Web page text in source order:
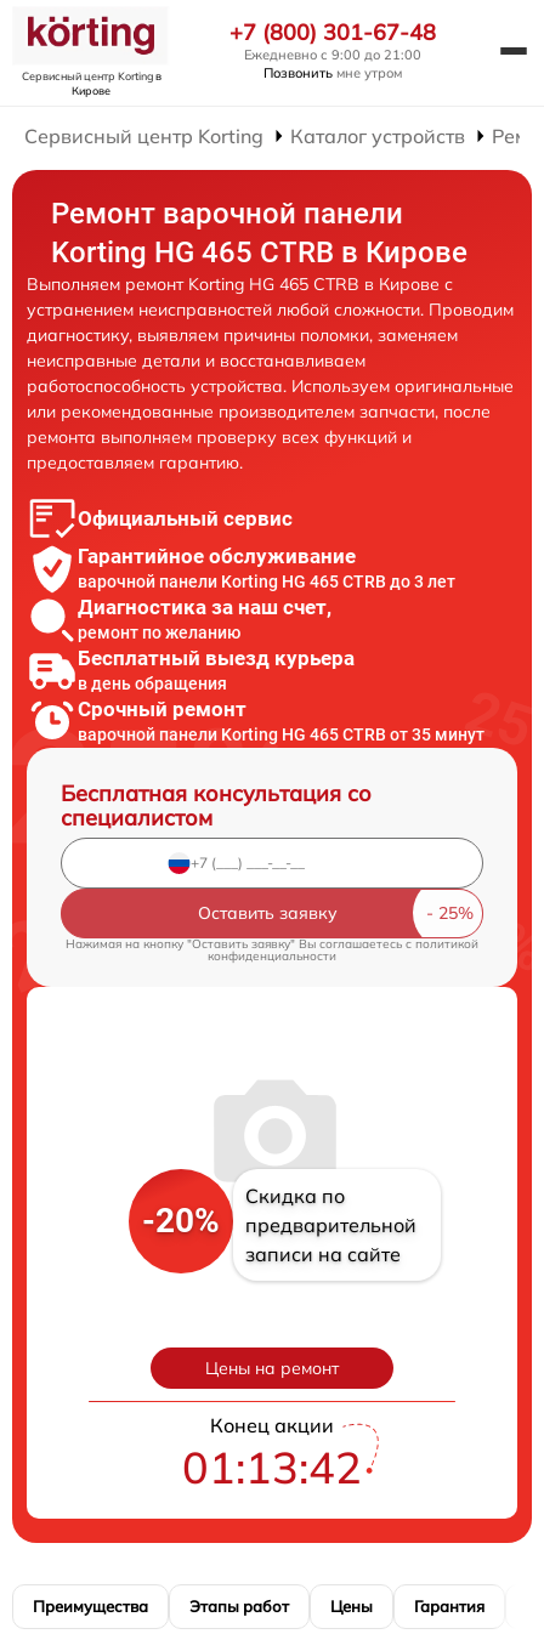
Сервисный центр Kortingв
Кирове
+7 (800) 301-67-48
Ежедневно с 9:00 до 21:00
Позвонить мне утром
Сервисный центр Korting Каталог устройств
Ремонт варочной панели
Korting HG 465 CTRB в Кирове
Выполняем ремонт Korting HG 465 CTRB в Кирове с
устранением неисправностей любой сложности. Проводим
диагностику, выявляем причины поломки, заменяем
неисправные детали и восстанавливаем
работоспособность устройства. Используем оригинальные
или рекомендованные производителем запчасти, после
ремонта выполняем проверку всех функций и
предоставляем гарантию.
Официальный сервис
Гарантийное обслуживание
варочной панели Korting HG 465 CTRB до 3 лет
Диагностика за наш счет,
ремонт по желанию
Бесплатный выезд курьера
в день обращения
Срочный ремонт
варочной панели Korting HG 465 CTRB от 35 минут
Бесплатная консультация со
специалистом
Оставить заявку
Нажимая на кнопку "Оставить заявку" Вы соглашаетесь cполитикой
конфиденциальности
-20%
Скидка по
предварительной
записи на сайте
Цены на ремонт
Конец акции
01:13:41
Преимущества Этапы работ Цены Гарантия